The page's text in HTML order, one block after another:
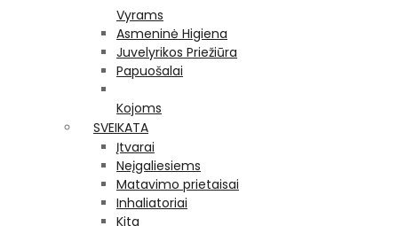
Vyrams
Asmeninė Higiena
Juvelyrikos Priežiūra
Papuošalai
Kojoms
SVEIKATA
Įtvarai
Neįgaliesiems
Matavimo prietaisai
Inhaliatoriai
Kita